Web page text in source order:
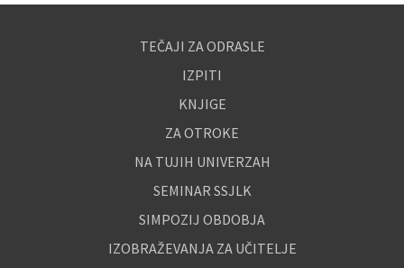
TEČAJI ZA ODRASLE
IZPITI
KNJIGE
ZA OTROKE
NA TUJIH UNIVERZAH
SEMINAR SSJLK
SIMPOZIJ OBDOBJA
IZOBRAŽEVANJA ZA UČITELJE